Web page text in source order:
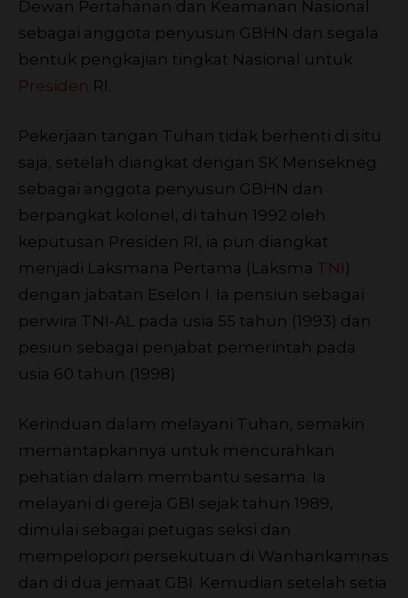
Dewan Pertahanan dan Keamanan Nasional
sebagai anggota penyusun GBHN dan segala
bentuk pengkajian tingkat Nasional untuk
Presiden RI.
Pekerjaan tangan Tuhan tidak berhenti di situ
saja, setelah diangkat dengan SK Mensekneg
sebagai anggota penyusun GBHN dan
berpangkat kolonel, di tahun 1992 oleh
keputusan Presiden RI, ia pun diangkat
menjadi Laksmana Pertama (Laksma TNI)
dengan jabatan Eselon I. Ia pensiun sebagai
perwira TNI-AL pada usia 55 tahun (1993) dan
pesiun sebagai penjabat pemerintah pada
usia 60 tahun (1998)
Kerinduan dalam melayani Tuhan, semakin
memantapkannya untuk mencurahkan
pehatian dalam membantu sesama. Ia
melayani di gereja GBI sejak tahun 1989,
dimulai sebagai petugas seksi dan
mempelopori persekutuan di Wanhankamnas
dan di dua jemaat GBI. Kemudian setelah setia